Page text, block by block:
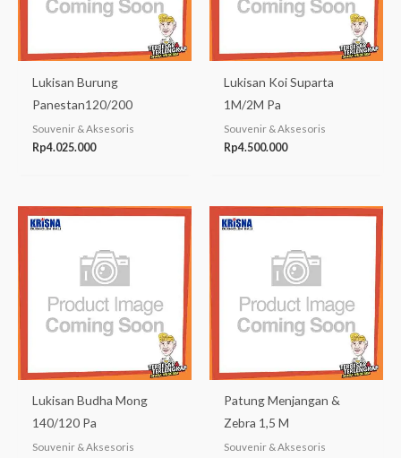
Lukisan Burung
Panestan120/200
Souvenir & Aksesoris
Rp4.025.000
Lukisan Koi Suparta
1M/2M Pa
Souvenir & Aksesoris
Rp4.500.000
Lukisan Budha Mong
140/120 Pa
Souvenir & Aksesoris
Patung Menjangan &
Zebra 1,5 M
Souvenir & Aksesoris